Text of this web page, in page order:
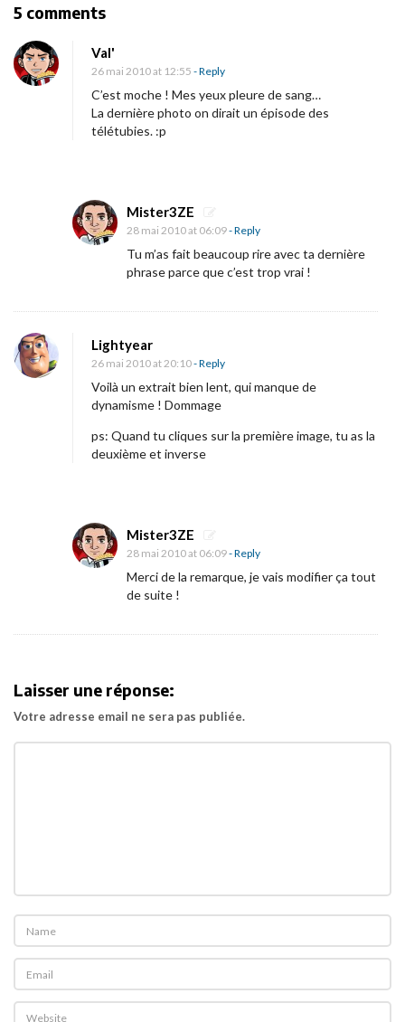
5 commentsO
D
n
o
e
a
d
i
a
p
r
L
m
p
a
e
l
e
s
Val'
26 mai 2010 at 12:55 - Reply
C’est moche ! Mes yeux pleure de sang…
La dernière photo on dirait un épisode des
télétubies. :p
Mister3ZE
28 mai 2010 at 06:09- Reply
Tu m’as fait beaucoup rire avec ta dernière
phrase parce que c’est trop vrai !
Lightyear
26 mai 2010 at 20:10- Reply
Voilà un extrait bien lent, qui manque de
dynamisme ! Dommage
ps: Quand tu cliques sur la première image, tu as la
deuxième et inverse
Mister3ZE
28 mai 2010 at 06:09- Reply
Merci de la remarque, je vais modifier ça tout
de suite !
Laisser une réponse:
Votre adresse email ne sera pas publiée.